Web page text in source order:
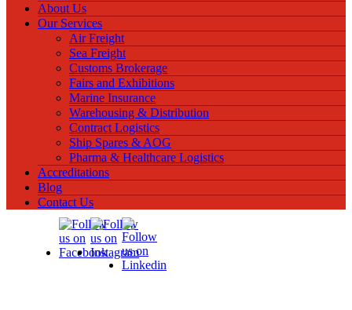
About Us
Our Services
Air Freight
Sea Freight
Customs Brokerage
Fairs and Exhibitions
Marine Insurance
Warehousing & Distribution
Contract Logistics
Ship Spares & AOG
Pharma & Healthcare Logistics
Accreditations
Blog
Contact Us